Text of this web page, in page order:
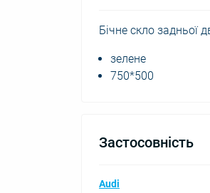
Бічне скло задньої
зелене
750*500
Застосовність
Audi